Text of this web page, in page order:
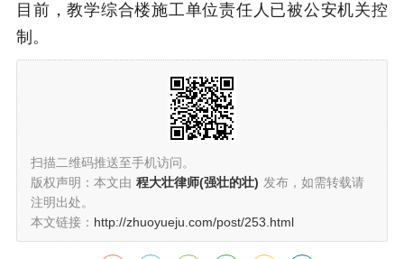
目前，教学综合楼施工单位责任人已被公安机关控
制。
扫描二维码推送至手机访问。
版权声明：本文由 程大壮律师(强壮的壮) 发布，如需转载请
注明出处。
本文链接： http://zhuoyueju.com/post/253.html